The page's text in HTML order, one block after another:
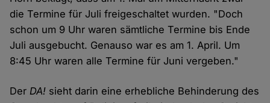
die Termine für Juli freigeschaltet wurden. "Doch
schon um 9 Uhr waren sämtliche Termine bis Ende
Juli ausgebucht. Genauso war es am 1. April. Um
8:45 Uhr waren alle Termine für Juni vergeben."
DerDA! sieht darin eine erhebliche Behinderung des